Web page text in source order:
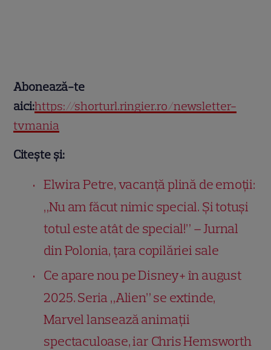
Abonează-te
aici:https://shorturl.ringier.ro/newsletter-
tvmania
Citește și:
Elwira Petre, vacanță plină de emoții:
„Nu am făcut nimic special. Și totuși
totul este atât de special!” – Jurnal
din Polonia, țara copilăriei sale
Ce apare nou pe Disney+ în august
2025. Seria „Alien” se extinde,
Marvel lansează animații
spectaculoase, iar Chris Hemsworth